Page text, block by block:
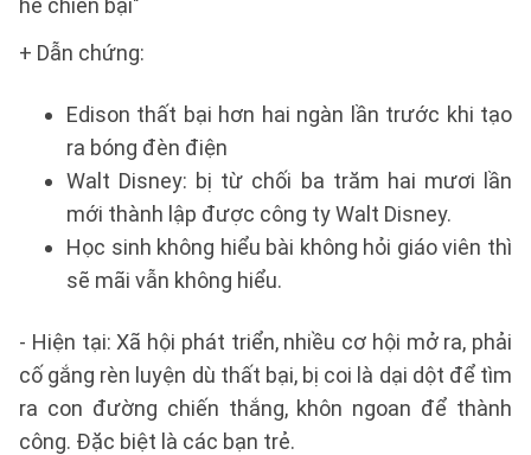
hề chiến bại"
+ Dẫn chứng:
Edison thất bại hơn hai ngàn lần trước khi tạo
ra bóng đèn điện
Walt Disney: bị từ chối ba trăm hai mươi lần
mới thành lập được công ty Walt Disney.
Học sinh không hiểu bài không hỏi giáo viên thì
sẽ mãi vẫn không hiểu.
- Hiện tại: Xã hội phát triển, nhiều cơ hội mở ra, phải
cố gắng rèn luyện dù thất bại, bị coi là dại dột để tìm
ra con đường chiến thắng, khôn ngoan để thành
công. Đặc biệt là các bạn trẻ.